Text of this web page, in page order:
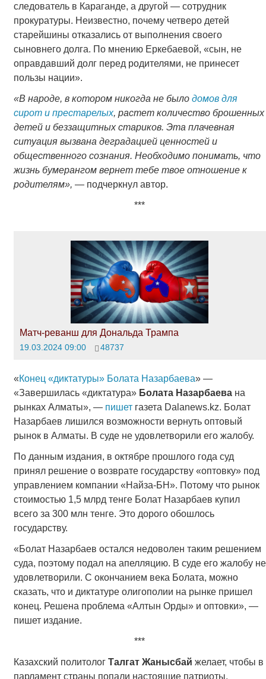
следователь в Караганде, а другой ― сотрудник
прокуратуры. Неизвестно, почему четверо детей
старейшины отказались от выполнения своего
сыновнего долга. По мнению Еркебаевой, «сын, не
оправдавший долг перед родителями, не принесет
пользы нации».
«В народе, в котором никогда не было домов для
сирот и престарелых, растет количество брошенных
детей и беззащитных стариков. Эта плачевная
ситуация вызвана деградацией ценностей и
общественного сознания. Необходимо понимать, что
жизнь бумерангом вернет тебе твое отношение к
родителям», ― подчеркнул автор.
***
Матч-реванш для Дональда Трампа
19.03.2024 09:00 48737
«Конец «диктатуры» Болата Назарбаева» —
«Завершилась «диктатура» Болата Назарбаевана
рынках Алматы», — пишетгазета Dalanews.kz. Болат
Назарбаев лишился возможности вернуть оптовый
рынок в Алматы. В суде не удовлетворили его жалобу.
По данным издания, в октябре прошлого года суд
принял решение о возврате государству «оптовку» под
управлением компании «Найза-БН». Потому что рынок
стоимостью 1,5 млрд тенге Болат Назарбаев купил
всего за 300 млн тенге. Это дорого обошлось
государству.
«Болат Назарбаев остался недоволен таким решением
суда, поэтому подал на апелляцию. В суде его жалобу не
удовлетворили. С окончанием века Болата, можно
сказать, что и диктатуре олигополии на рынке пришел
конец. Решена проблема «Алтын Орды» и оптовки», —
пишет издание.
***
Казахский политолог Талгат Жанысбай желает, чтобы в
парламент страны попали настоящие патриоты,